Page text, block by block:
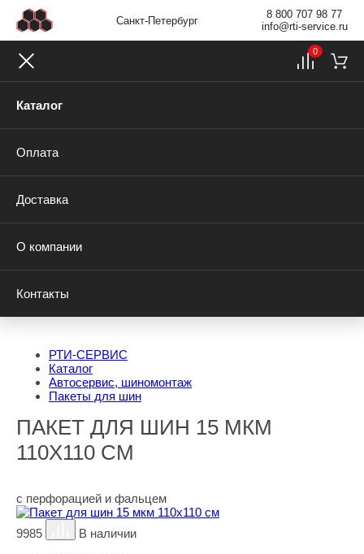
Санкт-Петербург
8 800 707 98 77
info@rti-service.ru
Каталог
Оплата
Доставка
О компании
Контакты
0
РТИ-СЕРВИС
Каталог
Автосервис, шиномонтаж
Пакеты для шин
ПАКЕТ ДЛЯ ШИН 15 МКМ
110Х110 СМ
с перфорацией и фальцем
9985
В наличии